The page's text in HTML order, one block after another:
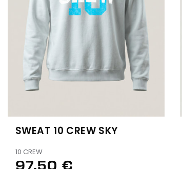
SWEAT 10 CREW SKY
10 CREW
97,50 €